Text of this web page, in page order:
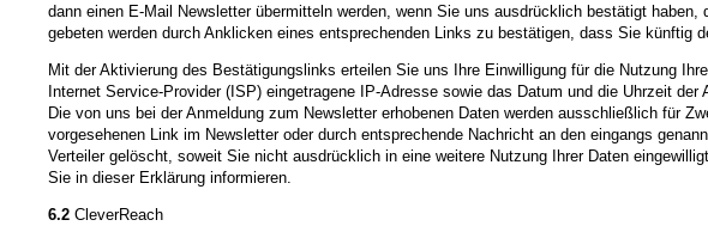
dann einen E-Mail Newsletter übermitteln werden, wenn Sie uns ausdrücklich bestätigt
gebeten werden durch Anklicken eines entsprechenden Links zu bestätigen, dass Sie künftig
Mit der Aktivierung des Bestätigungslinks erteilen Sie uns Ihre Einwilligung für die Nutzung
Internet Service-Provider (ISP) eingetragene IP-Adresse sowie das Datum und die Uhrzeit
Die von uns bei der Anmeldung zum Newsletter erhobenen Daten werden ausschließlich für
vorgesehenen Link im Newsletter oder durch entsprechende Nachricht an den eingangs
Verteiler gelöscht, soweit Sie nicht ausdrücklich in eine weitere Nutzung Ihrer Daten
Sie in dieser Erklärung informieren.
6.2 CleverReach